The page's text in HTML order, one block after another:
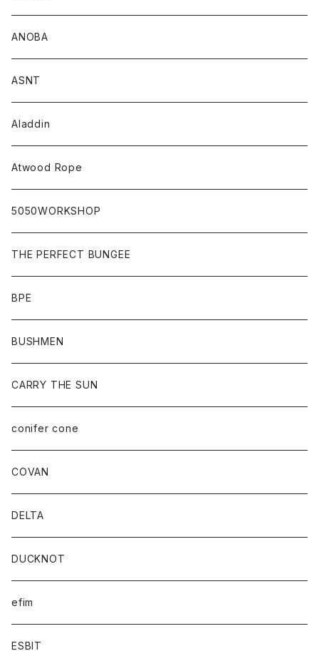
ANOBA
ASNT
Aladdin
Atwood Rope
5050WORKSHOP
THE PERFECT BUNGEE
BPE
BUSHMEN
CARRY THE SUN
conifer cone
COVAN
DELTA
DUCKNOT
efim
ESBIT